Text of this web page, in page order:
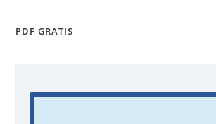
PDF GRATIS